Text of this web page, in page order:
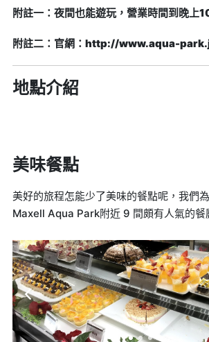
附註一：夜間也能遊玩，營業時間到晚上
附註二：官網：http://www.aqua-
地點介紹
美味餐點
美好的旅程怎能少了美味的餐點呢，我們
Maxell Aqua Park附近 9 間頗有人氣的餐